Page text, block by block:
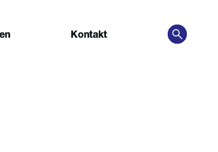
Kontakt
Kontakt